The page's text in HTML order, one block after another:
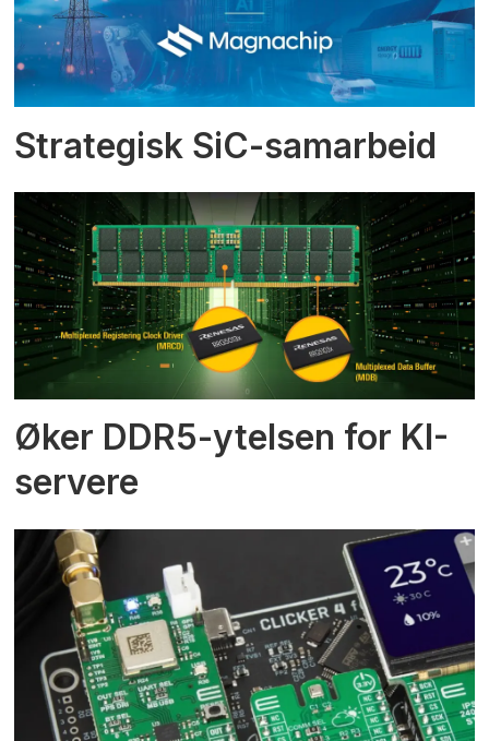
Strategisk SiC-samarbeid
Øker DDR5-ytelsen for KI-
servere